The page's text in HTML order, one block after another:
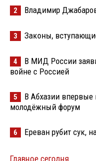
2 Владимир
3 Законы,
4
В МИД России
войне с Россией
5
В Абхазии
молодёжный форум
6 Ереван рубит сук,